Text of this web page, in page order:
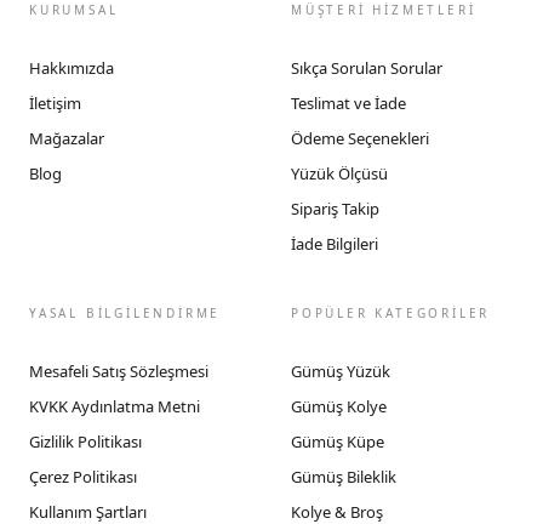
KURUMSAL
Hakkımızda
İletişim
Mağazalar
Blog
MÜŞTERİ HİZMETLERİ
Sıkça Sorulan Sorular
Teslimat ve İade
Ödeme Seçenekleri
Yüzük Ölçüsü
Sipariş Takip
İade Bilgileri
YASAL BİLGİLENDİRME
Mesafeli Satış Sözleşmesi
KVKK Aydınlatma Metni
Gizlilik Politikası
Çerez Politikası
Kullanım Şartları
POPÜLER KATEGORİLER
Gümüş Yüzük
Gümüş Kolye
Gümüş Küpe
Gümüş Bileklik
Kolye & Broş